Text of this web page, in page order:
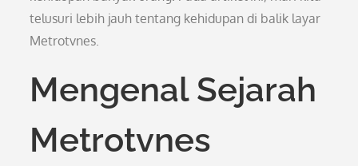
telusuri lebih jauh tentang kehidupan di balik layar
Metrotvnes.
Mengenal Sejarah
Metrotvnes